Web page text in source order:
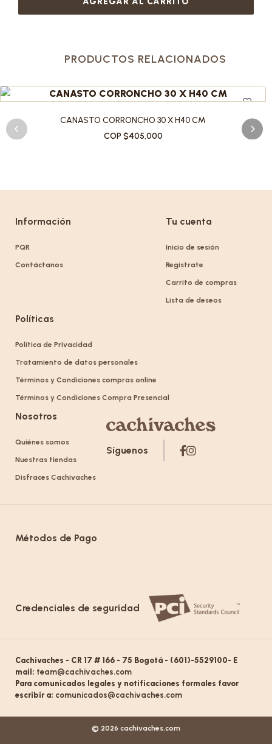
PRODUCTOS RELACIONADOS
CANASTO CORRONCHO 30 X H40 CM
COP $405,000
Información
PQR
Contáctanos
Tu cuenta
Inicio de sesión
Regístrate
Carrito de compras
Lista de deseos
Políticas
Política de Privacidad
Tratamiento de datos personales
Términos y Condiciones compras online
Términos y Condiciones Compra Presencial
Nosotros
Quiénes somos
Nuestras tiendas
Disfraces Cachivaches
Síguenos
Métodos de Pago
Credenciales de seguridad
Cachivaches - CR 17 # 166 - 75 Bogotá - (601)-5529100- E
mail: team@cachivaches.com
Para comunicados legales y notificaciones formales favor
escribir a: comunicados@cachivaches.com
© 2026 cachivaches.com